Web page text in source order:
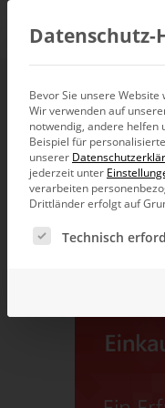
20. Juni
Datenschutz-
Bevor Sie unsere
Wir verwenden auf
notwendig, andere helfen
Beispiel für
unserer
jederzeit unter
verarbeiten
Drittländer erfolgt auf
Es folgt eine Liste
Technisch